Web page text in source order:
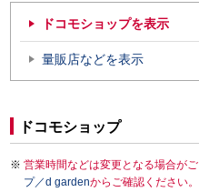
ドコモショップを表示
量販店などを表示
ドコモショップ
営業時間などは変更となる場合が
プ／d gardenからご確認ください。